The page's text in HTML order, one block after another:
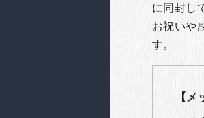
に同封し
お祝いや
す。
【